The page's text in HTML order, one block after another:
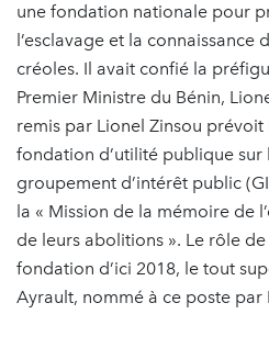
une fondation nationale pour
l’esclavage et la connaissance
créoles. Il avait confié la
Premier Ministre du Bénin,
remis par Lionel Zinsou prévoit
fondation d’utilité publique sur
groupement d’intérêt public
la « Mission de la mémoire de
de leurs abolitions ». Le rôle
fondation d’ici 2018, le tout
Ayrault, nommé à ce poste par